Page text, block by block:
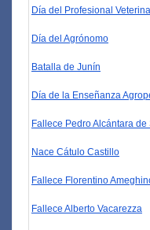
Día del Profesional
Día del Agrónomo
Batalla de Junín
Día de la Enseñanza
Fallece Pedro Alcántara
Nace Cátulo Castillo
Fallece Florentino
Fallece Alberto Vacarezza